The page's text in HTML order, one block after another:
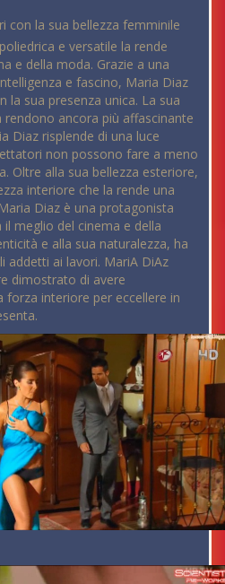
con la sua bellezza femminile
e versatile la rende
e della moda. Grazie a una
e fascino, Maria Diaz
la sua presenza unica. La sua
rendono ancora più affascinante
Diaz risplende di una luce
non possono fare a meno
Oltre alla sua bellezza esteriore,
interiore che la rende una
Diaz è una protagonista
meglio del cinema e della
e alla sua naturalezza, ha
addetti ai lavori. MariA DiAz
dimostrato di avere
interiore per eccellere in